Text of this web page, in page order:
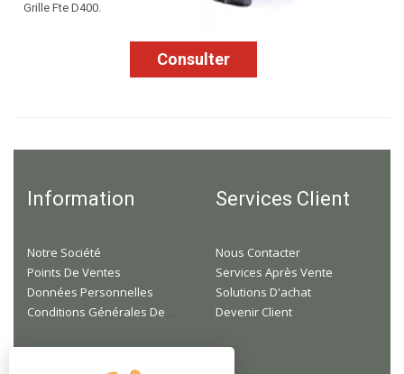
Grille Fte D400.
Consulter
Information
Notre Société
Points De Ventes
Données Personnelles
Services Client
Nous Contacter
Services Après Vente
Solutions D'achat
Devenir Client